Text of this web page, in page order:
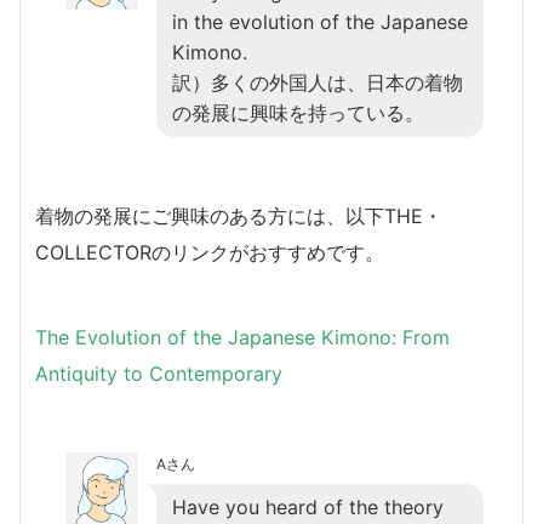
in the evolution of the Japanese
Kimono.
訳）多くの外国人は、日本の着物
の発展に興味を持っている。
着物の発展にご興味のある方には、以下THE・
COLLECTORのリンクがおすすめです。
The Evolution of the Japanese Kimono: From
Antiquity to Contemporary
Aさん
Have you heard of the theory